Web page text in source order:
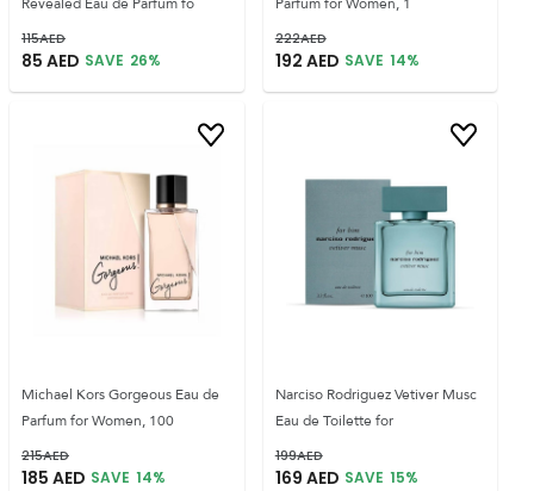
115AED
85 AED SAVE 26%
222AED
192 AED SAVE 14%
Michael Kors Gorgeous Eau de
Parfum for Women, 100
215AED
185 AED SAVE 14%
Narciso Rodriguez Vetiver Musc
Eau de Toilette for
199AED
169 AED SAVE 15%